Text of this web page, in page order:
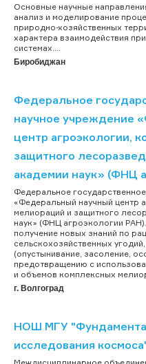
Основные научные
анализ и моделирование
природно-хозяйственных
характера взаимодействия
системах....
Биробиджан
Федеральное
научное учреждение
центр агроэкологии,
защитного
академии наук» (ФНЦ
Федеральное
«Федеральный научный центр
мелиораций и защитного
наук» (ФНЦ агроэкологии
получение новых знаний по
сельскохозяйственных
(опустынивание, засоление,
предотвращению с
и объемов комплексных
г. Волгоград
НОШ МГУ
исследования